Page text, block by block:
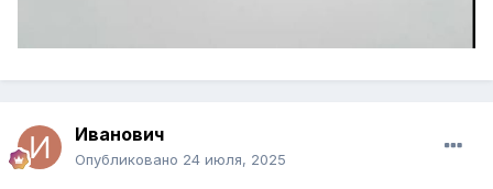
Иванович
Опубликовано 24 июля, 2025